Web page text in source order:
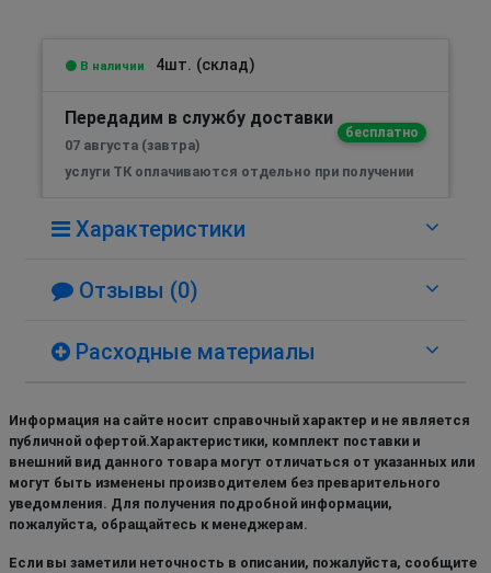
В наличии 4шт. (склад)
Передадим в службу доставки
бесплатно
07 августа (завтра)
услуги ТК оплачиваются отдельно при получении
Характеристики
Отзывы (0)
Расходные материалы
Информация на сайте носит справочный характер и не является
публичной офертой.Характеристики, комплект поставки и
внешний вид данного товара могут отличаться от указанных или
могут быть изменены производителем без преварительного
уведомления. Для получения подробной информации,
пожалуйста, обращайтесь к менеджерам.
Если вы заметили неточность в описании, пожалуйста, сообщите